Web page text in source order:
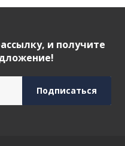
и получите